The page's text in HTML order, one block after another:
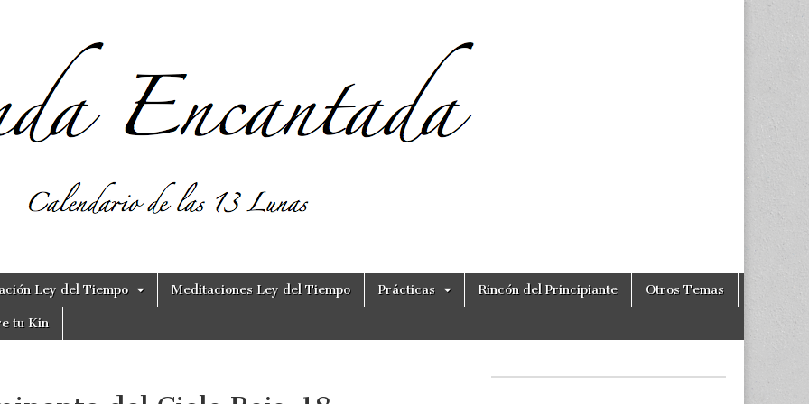
Ley del Tiempo Meditaciones Ley del Tiempo Prácticas Rincón del Principiante Otros Temas
tu Kin